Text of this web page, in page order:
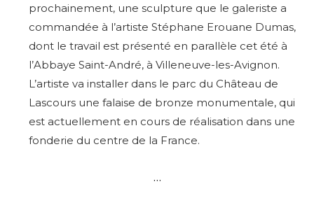
prochainement, une sculpture que le galeriste a
commandée à l’artiste Stéphane Erouane Dumas,
dont le travail est présenté en parallèle cet été à
l’Abbaye Saint-André, à Villeneuve-les-Avignon.
L’artiste va installer dans le parc du Château de
Lascours une falaise de bronze monumentale, qui
est actuellement en cours de réalisation dans une
fonderie du centre de la France.
…